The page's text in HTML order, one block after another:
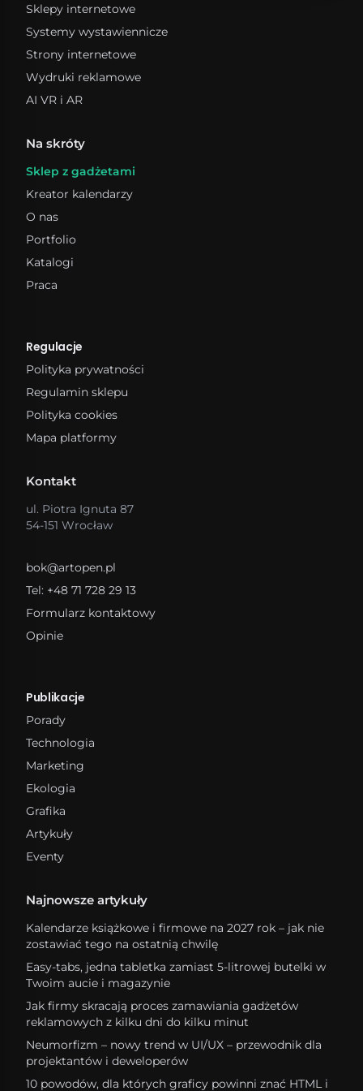
Pudełka do przechowywania
Pudełka kartonowe
Sklepy internetowe
Systemy wystawiennicze
Strony internetowe
Wydruki reklamowe
AI VR i AR
Na skróty
Sklep z gadżetami
Kreator kalendarzy
O nas
Portfolio
Katalogi
Praca
Regulacje
Polityka prywatności
Regulamin sklepu
Polityka cookies
Mapa platformy
Kontakt
ul. Piotra Ignuta 87
54-151 Wrocław
bok@artopen.pl
Tel: +48 71 728 29 13
Formularz kontaktowy
Opinie
Publikacje
Porady
Technologia
Marketing
Ekologia
Grafika
Artykuły
Eventy
Najnowsze artykuły
Kalendarze książkowe i firmowe na 2027 rok – jak nie
zostawiać tego na ostatnią chwilę
Easy-tabs, jedna tabletka zamiast 5-litrowej butelki w
Twoim aucie i magazynie
Jak firmy skracają proces zamawiania gadżetów
reklamowych z kilku dni do kilku minut
Neumorfizm – nowy trend w UI/UX – przewodnik dla
projektantów i deweloperów
10 powodów, dla których graficy powinni znać HTML i